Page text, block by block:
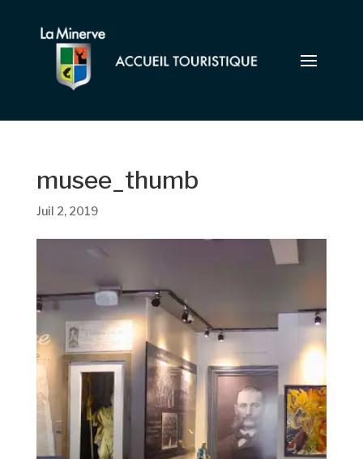
musee_thumb
Juil 2, 2019